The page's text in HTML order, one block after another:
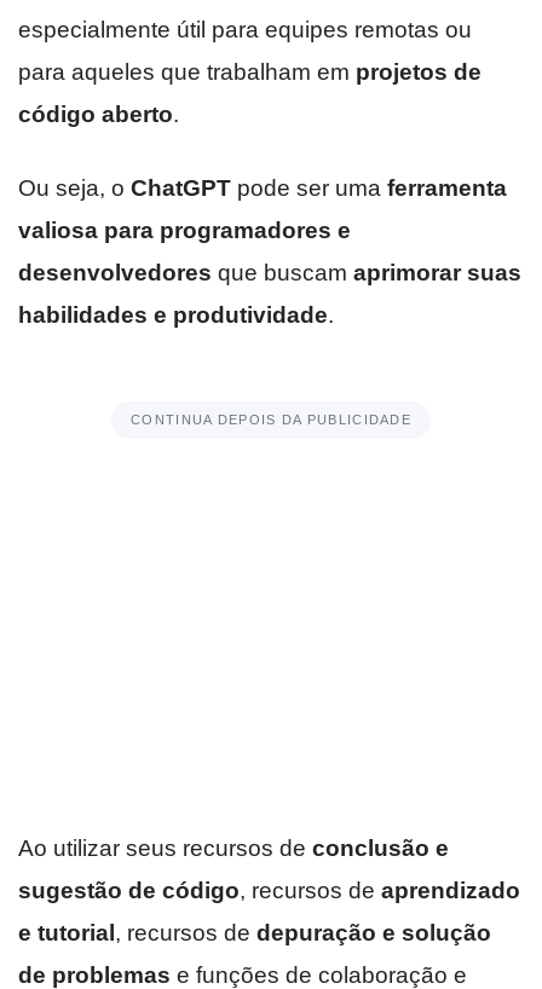
especialmente útil para equipes remotas ou
para aqueles que trabalham em projetos de
código aberto.
Ou seja, o ChatGPT pode ser uma ferramenta
valiosa para programadores e
desenvolvedores que buscam aprimorar suas
habilidades e produtividade.
CONTINUA DEPOIS DA PUBLICIDADE
Ao utilizar seus recursos de conclusão e
sugestão de código, recursos de aprendizado
e tutorial, recursos de depuração e solução
de problemas e funções de colaboração e